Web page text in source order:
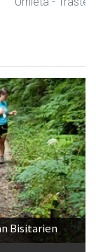
Bisitarien